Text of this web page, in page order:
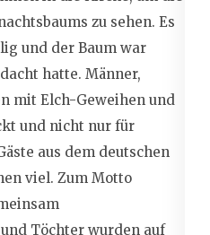
zu sehen. Es
und der Baum war
hatte. Männer,
mit Elch-Geweihen und
und nicht nur für
aus dem deutschen
viel. Zum Motto
Töchter wurden auf